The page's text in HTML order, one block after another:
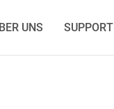
UNS SUPPORT